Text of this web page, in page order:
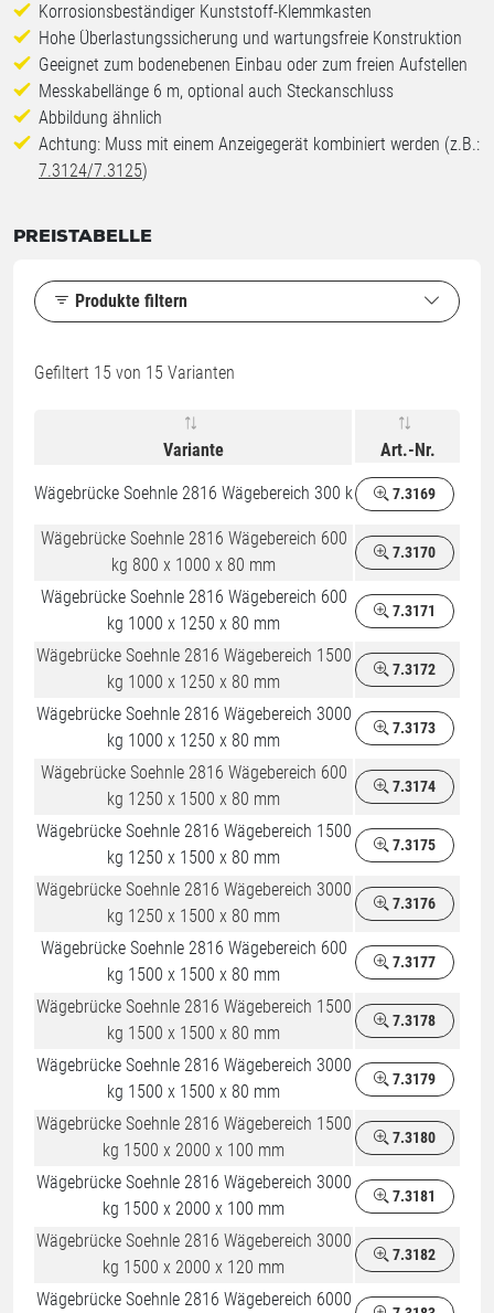
Korrosionsbeständiger Kunststoff-Klemmkasten
Hohe Überlastungssicherung und wartungsfreie Konstruktion
Geeignet zum bodenebenen Einbau oder zum freien Aufstellen
Messkabellänge 6 m, optional auch Steckanschluss
Abbildung ähnlich
Achtung: Muss mit einem Anzeigegerät kombiniert werden (z.B.:
7.3124/7.3125)
PREISTABELLE
Produkte filtern
Gefiltert 15 von 15 Varianten
Variante Art.-Nr.
Wägebrücke Soehnle 2816 Wägebereich 300 k 7.3169
Wägebrücke Soehnle 2816 Wägebereich 600
kg 800 x 1000 x 80 mm
7.3170
Wägebrücke Soehnle 2816 Wägebereich 600
kg 1000 x 1250 x 80 mm
7.3171
Wägebrücke Soehnle 2816 Wägebereich 1500
kg 1000 x 1250 x 80 mm
7.3172
Wägebrücke Soehnle 2816 Wägebereich 3000
kg 1000 x 1250 x 80 mm
7.3173
Wägebrücke Soehnle 2816 Wägebereich 600
kg 1250 x 1500 x 80 mm
7.3174
Wägebrücke Soehnle 2816 Wägebereich 1500
kg 1250 x 1500 x 80 mm
7.3175
Wägebrücke Soehnle 2816 Wägebereich 3000
kg 1250 x 1500 x 80 mm
7.3176
Wägebrücke Soehnle 2816 Wägebereich 600
kg 1500 x 1500 x 80 mm
7.3177
Wägebrücke Soehnle 2816 Wägebereich 1500
kg 1500 x 1500 x 80 mm
7.3178
Wägebrücke Soehnle 2816 Wägebereich 3000
kg 1500 x 1500 x 80 mm
7.3179
Wägebrücke Soehnle 2816 Wägebereich 1500
kg 1500 x 2000 x 100 mm
7.3180
Wägebrücke Soehnle 2816 Wägebereich 3000
kg 1500 x 2000 x 100 mm
7.3181
Wägebrücke Soehnle 2816 Wägebereich 3000
kg 1500 x 2000 x 120 mm
7.3182
Wägebrücke Soehnle 2816 Wägebereich 6000